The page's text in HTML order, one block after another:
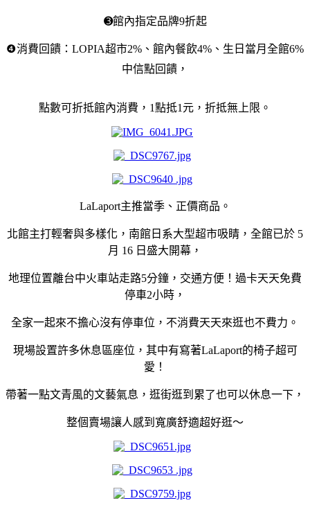
➌館內指定品牌9折起
❹消費回饋：LOPIA超市2% 、館內餐飲4% 、生日當月全館6%
中信點回饋，
點數可折抵館內消費， 1點抵1 元，折抵無上限。
LaLaport主推當季、正價商品。
北館主打輕奢與多樣化，南館日系大型超市吸睛，全館已於 5
月 16 日盛大開幕，
地理位置離台中火車站走路5分鐘，交通方便！過卡天天免費
停車2小時，
全家一起來不擔心沒有停車位，不消費天天來逛也不費力。
現場設置許多休息區座位，其中有寫著LaLaport的椅子超可
愛！
帶著一點文青風的文藝氣息，逛街逛到累了也可以休息一下，
整個賣場讓人感到寬廣舒適超好逛～